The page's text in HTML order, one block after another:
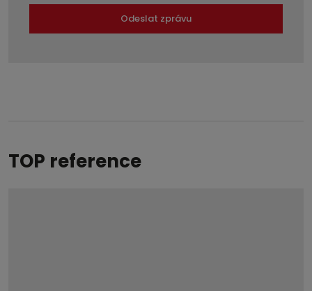
Odeslat zprávu
TOP reference